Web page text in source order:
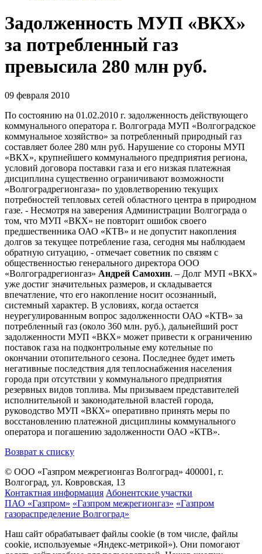
Задолженность МУП «ВКХ»
за потребленный газ
превысила 280 млн руб.
09 февраля 2010
По состоянию на 01.02.2010 г. задолженность действующего
коммунального оператора г. Волгограда МУП «Волгоградское
коммунальное хозяйство» за потребленный природный газ
составляет более 280 млн руб. Нарушение со стороны МУП
«ВКХ», крупнейшего коммунального предприятия региона,
условий договора поставки газа и его низкая платежная
дисциплина существенно ограничивают возможности
«Волгоградрегионгаза» по удовлетворению текущих
потребностей тепловых сетей областного центра в природном
газе. - Несмотря на заверения Администрации Волгограда о
том, что МУП «ВКХ» не повторит ошибок своего
предшественника ОАО «КТВ» и не допустит накопления
долгов за текущее потребление газа, сегодня мы наблюдаем
обратную ситуацию, - отмечает советник по связям с
общественностью генерального директора ООО
«Волгоградрегионгаз» Андрей Самохин. – Долг МУП «ВКХ»
уже достиг значительных размеров, и складывается
впечатление, что его накопление носит осознанный,
системный характер. В условиях, когда остается
неурегулированным вопрос задолженности ОАО «КТВ» за
потребленный газ (около 360 млн. руб.), дальнейший рост
задолженности МУП «ВКХ» может привести к ограничению
поставок газа на подконтрольные ему котельные по
окончании отопительного сезона. Последнее будет иметь
негативные последствия для теплоснабжения населения
города при отсутствии у коммунального предприятия
резервных видов топлива. Мы призываем представителей
исполнительной и законодательной властей города,
руководство МУП «ВКХ» оперативно принять меры по
восстановлению платежной дисциплины коммунального
оператора и погашению задолженности ОАО «КТВ».
Возврат к списку
© ООО «Газпром межрегионгаз Волгоград» 400001, г.
Волгоград, ул. Ковровская, 13
Контактная информация Абонентские участки
ПАО «Газпром» «Газпром межрегионгаз» «Газпром
газораспределение Волгоград»
Наш сайт обрабатывает файлы cookie (в том числе, файлы
cookie, используемые «Яндекс-метрикой»). Они помогают